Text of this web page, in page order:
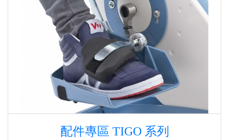
配件專區 TIGO 系列